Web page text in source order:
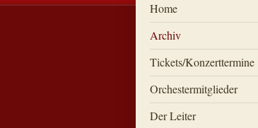
Home
Archiv
Tickets/Konzerttermine
Orchestermitglieder
Der Leiter